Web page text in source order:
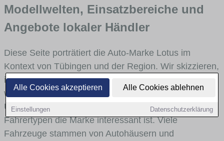
Alle Cookies akzeptieren Alle Cookies ablehnen
Einstellungen Datenschutzerklärung
Modellwelten, Einsatzbereiche und
Angebote lokaler Händler
Diese Seite porträtiert die Auto-Marke Lotus im
Kontext von Tübingen und der Region. Wir skizzieren,
in welchen Fahrzeugklassen Lotus stark vertreten ist,
welche Modellreihen häufig im Stadt- und
Umlandverkehr zu sehen sind und für welche
Fahrertypen die Marke interessant ist. Viele
Fahrzeuge stammen von Autohäusern und